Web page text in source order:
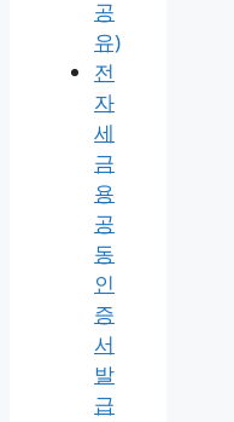
공
유)
전
자
세
금
용
공
동
인
증
서
발
급